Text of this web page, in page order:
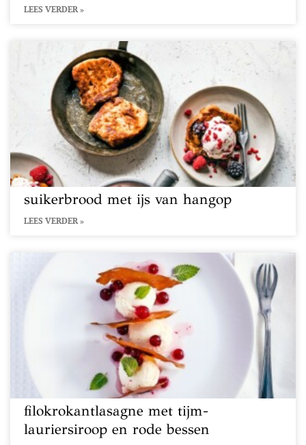
LEES VERDER »
suikerbrood met ijs van hangop
LEES VERDER »
filokrokantlasagne met tijm-
lauriersiroop en rode bessen